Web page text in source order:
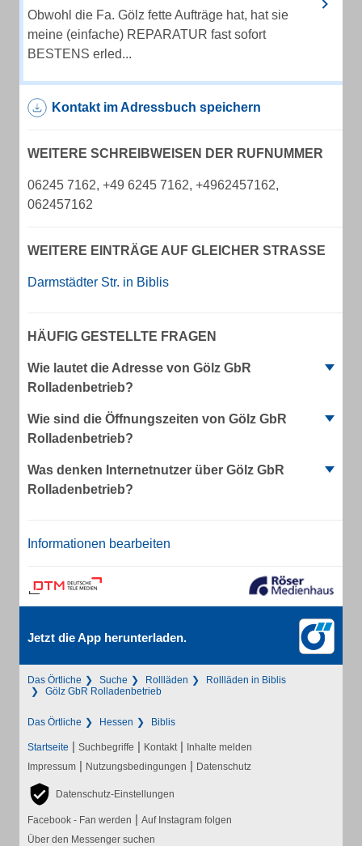
Obwohl die Fa. Gölz fette Aufträge hat, hat sie
meine (einfache) REPARATUR fast sofort
BESTENS erled...
Kontakt im Adressbuch speichern
WEITERE SCHREIBWEISEN DER RUFNUMMER
06245 7162, +49 6245 7162, +4962457162,
062457162
WEITERE EINTRÄGE AUF GLEICHER STRASSE
Darmstädter Str. in Biblis
HÄUFIG GESTELLTE FRAGEN
Wie lautet die Adresse von Gölz GbR
Rolladenbetrieb?
Wie sind die Öffnungszeiten von Gölz GbR
Rolladenbetrieb?
Was denken Internetnutzer über Gölz GbR
Rolladenbetrieb?
Informationen bearbeiten
Jetzt die App herunterladen.
Das Örtliche Suche Rollläden
Rollläden in Biblis
Gölz GbR Rolladenbetrieb
Das Örtliche Hessen Biblis
Startseite | Suchbegriffe | Kontakt | Inhalte melden
Impressum | Nutzungsbedingungen | Datenschutz
Datenschutz-Einstellungen
Facebook - Fan werden | Auf Instagram folgen
Über den Messenger suchen